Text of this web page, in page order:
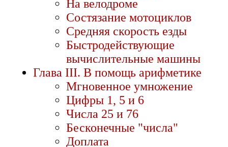
На велодроме
Состязание мотоциклов
Средняя скорость езды
Быстродействующие
вычислительные машины
Глава III. В помощь арифметике
Мгновенное умножение
Цифры 1, 5 и 6
Числа 25 и 76
Бесконечные "числа"
Доплата